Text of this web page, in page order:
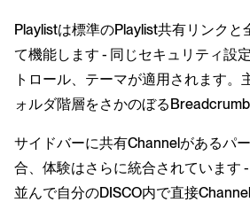
Playlistは標準のPlaylist共有リンクと
て機能します - 同じセキュリティ設
トロール、テーマが適用されます。
ォルダ階層をさかのぼるBreadcrumb
サイドバーに共有Channelがあるパ
合、体験はさらに統合されています
並んで自分のDISCO内で直接